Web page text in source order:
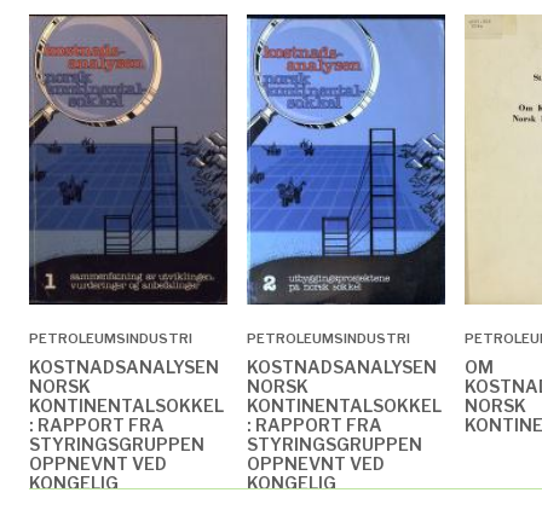
PETROLEUMSINDUSTRI
KOSTNADSANALYSEN
NORSK
KONTINENTALSOKKEL
: RAPPORT FRA
STYRINGSGRUPPEN
OPPNEVNT VED
KONGELIG
PETROLEUMSINDUSTRI
KOSTNADSANALYSEN
NORSK
KONTINENTALSOKKEL
: RAPPORT FRA
STYRINGSGRUPPEN
OPPNEVNT VED
KONGELIG
OM
NORSK